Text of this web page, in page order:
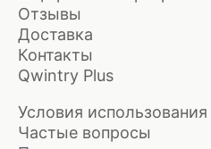
Отзывы
Доставка
Контакты
Qwintry Plus
Условия использования
Частые вопросы